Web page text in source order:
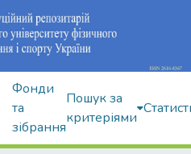
Фонди
та
зібрання
Пошук за
критеріями